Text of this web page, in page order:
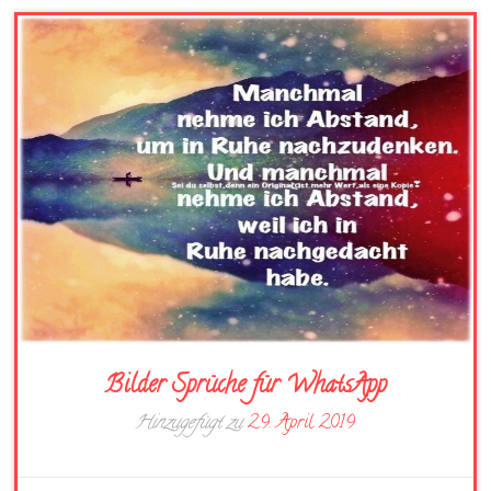
Bilder Sprüche für WhatsApp
Hinzugefügt zu29. April 2019